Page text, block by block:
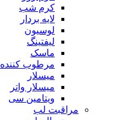
کرم شب
لایه بردار
لوسیون
لیفتینگ
ماسک
مرطوب کننده
میسلار
میسلار واتر
ویتامین سی
مراقبت لب